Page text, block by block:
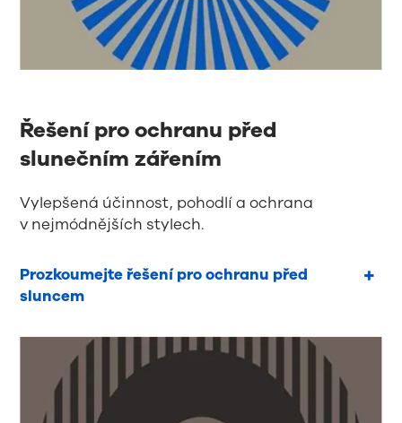
Řešení pro ochranu před
slunečním zářením
Vylepšená účinnost, pohodlí a ochrana
v nejmódnějších stylech.
Prozkoumejte řešení pro ochranu před
sluncem